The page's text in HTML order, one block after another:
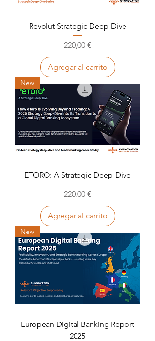
Revolut Strategic Deep-Dive
Precio
220,00 €
Agregar al carrito
New
ETORO: A Strategic Deep-Dive
Precio
220,00 €
Agregar al carrito
New
European Digital Banking Report
2025